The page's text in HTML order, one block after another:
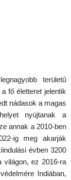
területű
fő életteret jelentik
nádasok a magas
nyújtanak a
annak a 2010-ben
ig meg akarják
évben 3200
világon, ez 2016-ra
Indiában,